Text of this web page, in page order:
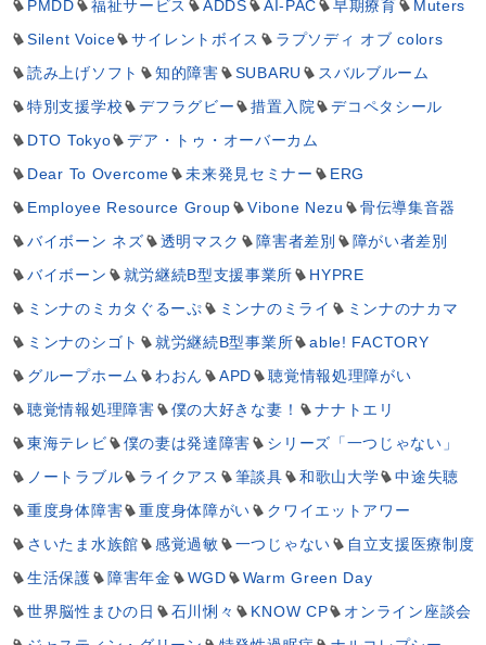
PMDD 福祉サービス ADDS AI-PAC 早期療育
Muters
Silent Voice
サイレントボイス
ラプソディ オブ colors
読み上げソフト
知的障害 SUBARU
スバルブルーム
特別支援学校
デフラグビー 措置入院
デコペタシール
DTO Tokyo
デア・トゥ・オーバーカム
Dear To Overcome
未来発見セミナー
ERG
Employee Resource Group
Vibone Nezu
骨伝導集音器
バイボーン ネズ
透明マスク 障害者差別
障がい者差別
バイボーン
就労継続B型支援事業所
HYPRE
ミンナのミカタぐるーぷ
ミンナのミライ
ミンナのナカマ
ミンナのシゴト
就労継続B型事業所
able! FACTORY
グループホーム
わおん APD
聴覚情報処理障がい
聴覚情報処理障害
僕の大好きな妻！
ナナトエリ
東海テレビ
僕の妻は発達障害
シリーズ「一つじゃない」
ノートラブル
ライクアス 筆談具 和歌山大学
中途失聴
重度身体障害
重度身体障がい
クワイエットアワー
さいたま水族館
感覚過敏 一つじゃない
自立支援医療制度
生活保護
障害年金 WGD
Warm Green Day
世界脳性まひの日
石川悧々 KNOW CP
オンライン座談会